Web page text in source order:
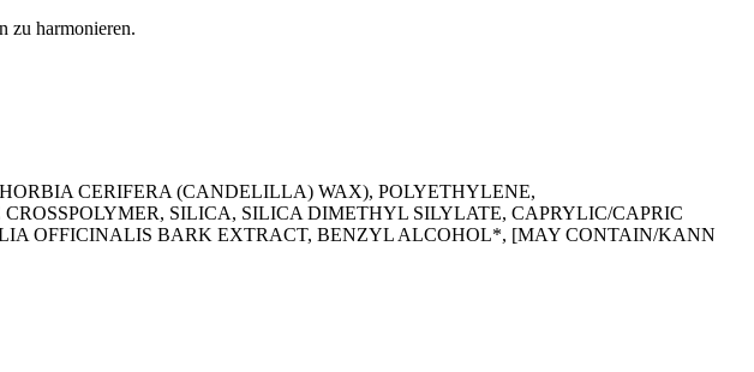
zu harmonieren.
CERIFERA (CANDELILLA) WAX), POLYETHYLENE,
SILICA, SILICA DIMETHYL SILYLATE, CAPRYLIC/CAPRIC
OFFICINALIS BARK EXTRACT, BENZYL ALCOHOL*, [MAY CONTAIN/KANN